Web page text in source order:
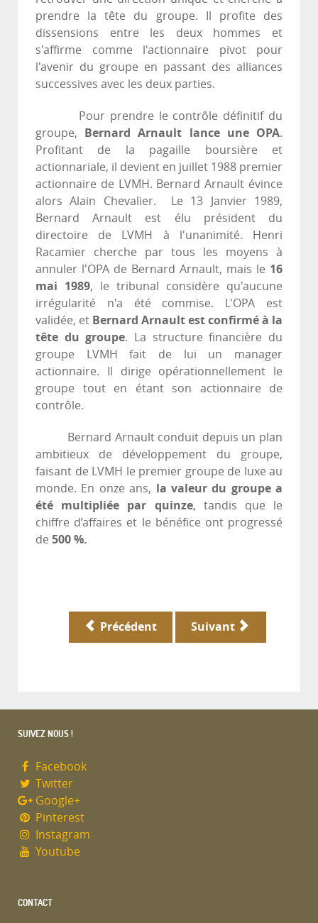
prendre la tête du groupe. Il profite des
dissensions entre les deux hommes et
s'affirme comme l'actionnaire pivot pour
l'avenir du groupe en passant des alliances
successives avec les deux parties.
Pour prendre le contrôle définitif du
groupe, Bernard Arnault lance une OPA.
Profitant de la pagaille boursière et
actionnariale, il devient en juillet 1988 premier
actionnaire de LVMH. Bernard Arnault évince
alors Alain Chevalier. Le 13 Janvier 1989,
Bernard Arnault est élu président du
directoire de LVMH à l'unanimité. Henri
Racamier cherche par tous les moyens à
annuler l'OPA de Bernard Arnault, mais le 16
mai 1989, le tribunal considère qu'aucune
irrégularité n'a été commise. L'OPA est
validée, et Bernard Arnault est confirmé à la
tête du groupe. La structure financière du
groupe LVMH fait de lui un manager
actionnaire. Il dirige opérationnellement le
groupe tout en étant son actionnaire de
contrôle.
Bernard Arnault conduit depuis un plan
ambitieux de développement du groupe,
faisant de LVMH le premier groupe de luxe au
monde. En onze ans, la valeur du groupe a
été multipliée par quinze, tandis que le
chiffre d’affaires et le bénéfice ont progressé
de 500 %.
Précédent Suivant
SUIVEZ NOUS !
Facebook
Twitter
Google+
Pinterest
Instagram
Youtube
CONTACT